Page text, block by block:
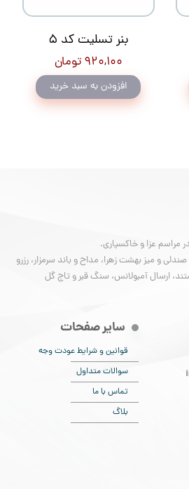
بنر تسلیت کد 5
۹۲۰,۱۰۰ تومان
افزودن به سبد خرید
مراسم عزا و خاکسپاری.
و میز بهشت زهرا، مداح و باند سرمزار، رزرو
ارسال آمبولانس، سنگ قبر و تاج گل
سایر صفحات
قوانین و شرایط عودت وجه
سوالات متداول
تماس با ما
بلاگ